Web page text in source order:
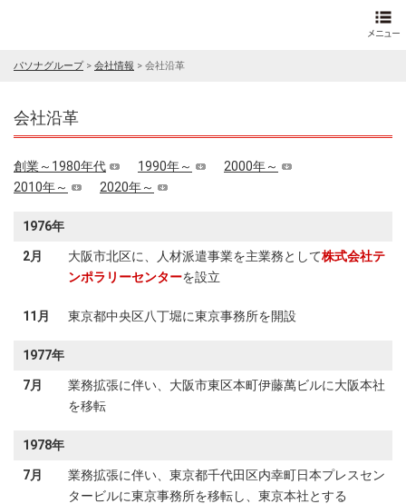
パソナグループ> 会社情報 > 会社沿革
会社沿革
創業～1980年代 1990年～
2000年～
2010年～
2020年～
1976年
2月 大阪市北区に、人材派遣事業を主業務として株式会社テ
ンポラリーセンターを設立
11月 東京都中央区八丁堀に東京事務所を開設
1977年
7月
業務拡張に伴い、大阪市東区本町伊藤萬ビルに大阪本社
を移転
1978年
7月
業務拡張に伴い、東京都千代田区内幸町日本プレスセン
タービルに東京事務所を移転し、東京本社とする